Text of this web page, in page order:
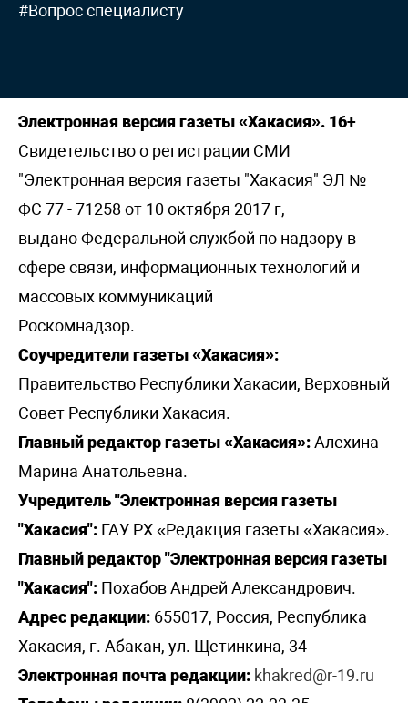
#Вопрос специалисту
Электронная версия газеты «Хакасия». 16+
Свидетельство о регистрации СМИ
"Электронная версия газеты "Хакасия" ЭЛ №
ФС 77 - 71258 от 10 октября 2017 г,
выдано Федеральной службой по надзору в
сфере связи, информационных технологий и
массовых коммуникаций
Роскомнадзор.
Соучредители газеты «Хакасия»:
Правительство Республики Хакасии, Верховный
Совет Республики Хакасия.
Главный редактор газеты «Хакасия»:Алехина
Марина Анатольевна.
Учредитель "Электронная версия газеты
"Хакасия": ГАУ РХ «Редакция газеты «Хакасия».
Главный редактор "Электронная версия газеты
"Хакасия": Похабов Андрей Александрович.
Адрес редакции: 655017, Россия, Республика
Хакасия, г. Абакан, ул. Щетинкина, 34
Электронная почта редакции: khakred@r-19.ru